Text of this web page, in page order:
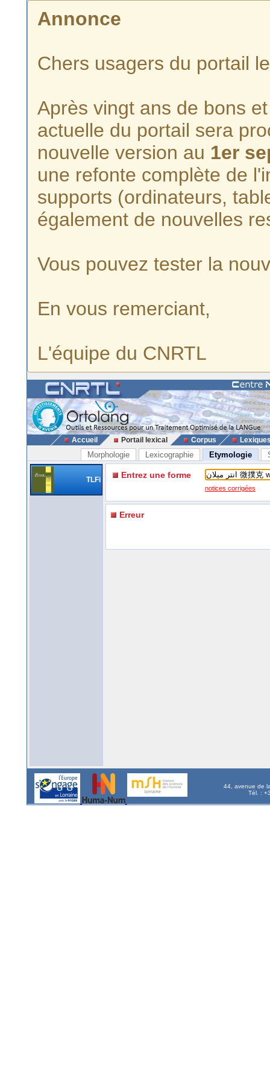
Annonce
Chers usagers du portail
Après vingt ans de bons
actuelle du portail sera
nouvelle version au 1er
une refonte complète de
supports (ordinateurs,
également de nouvelles
Vous pouvez tester la
En vous remerciant,
L'équipe du CNRTL
Accueil Portail lexical Corpus
Morphologie Lexicographie Etymologie
TLFi Entrez une forme
notices corrigées
Erreur
44, avenue de
Tél. :